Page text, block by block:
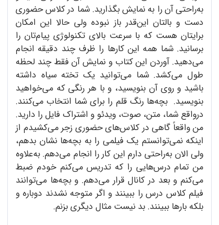
به‌راحتی آن را به نمایش بگذارید. شما در کلاس حضوری
دست و بالتان این‌قدر باز نبوده ولی حالا این امکان
برایتان هست که با سرعت بالای تکنولوژی پیام‌تان را
برسانید. شما همه این کارها را ظرف چند دقیقه انجام
می‌دهید. آوردن این کتاب و نمایش آن فقط چند لحظه
طول می‌کشد. شما می‌توانید یک تخته سیاه داشته
باشید و روی آن بنویسید، و با هر رنگی که می‌خواهید
بنویسید. بچه‌ها رنگ قلم را برای شما انتخاب می‌کنند.
درواقع شما، متن، صوت، ویدئو و اشتراک فایل را دارید.
من واقعاً گاهی در کلاس‌های حضوری زجر می‌کشیدم از
اینکه نمی‌توانستم یک فیلمی را به بچه‌ها نشان بدهم،
ولی الان به‌راحتی دارم این کار را انجام می‌دهم. به‌علاوه
من تمام درس‌هایی را که تدریس می‌کنم خودم ضبط
می‌کنم و بعد در کانال قرار می‌دهم. و بچه‌ها می‌توانند
فیلم کلاس درس را ببینند و اگر متوجه نشدند دوباره و
بلکه بارها ببینند. بد نیست مثال دیگری بزنم.